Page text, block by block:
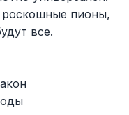
пионы,
все.